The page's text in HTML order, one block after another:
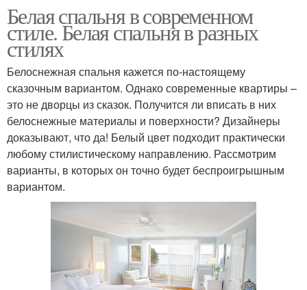
Белая спальня в современном
стиле. Белая спальня в разных
стилях
Белоснежная спальня кажется по-настоящему
сказочным вариантом. Однако современные квартиры –
это не дворцы из сказок. Получится ли вписать в них
белоснежные материалы и поверхности? Дизайнеры
доказывают, что да! Белый цвет подходит практически
любому стилистическому направлению. Рассмотрим
варианты, в которых он точно будет беспроигрышным
вариантом.